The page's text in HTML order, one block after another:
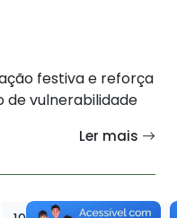
festiva e reforça
de vulnerabilidade
Ler mais